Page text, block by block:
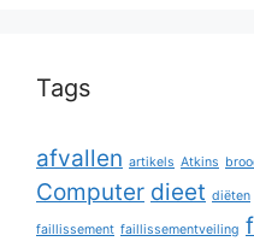
Tags
afvallen artikels Atkins
Computer dieet diëten
faillissement faillissementveiling